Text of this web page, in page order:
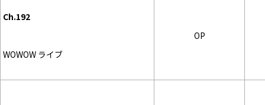
Ch.192
WOWOW ライブ
OP